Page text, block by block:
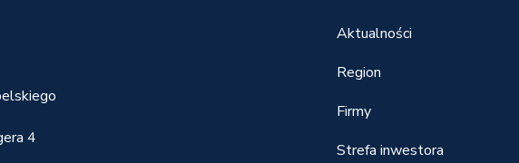
4
Aktualności
Region
Firmy
Strefa inwestora